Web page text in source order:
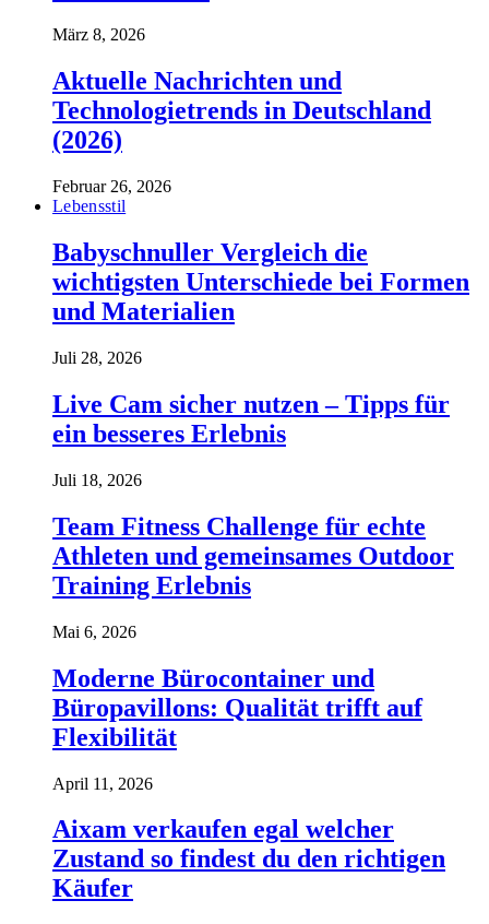
März 8, 2026
Aktuelle Nachrichten und
Technologietrends in Deutschland
(2026)
Februar 26, 2026
Lebensstil
Babyschnuller Vergleich die
wichtigsten Unterschiede bei Formen
und Materialien
Juli 28, 2026
Live Cam sicher nutzen – Tipps für
ein besseres Erlebnis
Juli 18, 2026
Team Fitness Challenge für echte
Athleten und gemeinsames Outdoor
Training Erlebnis
Mai 6, 2026
Moderne Bürocontainer und
Büropavillons: Qualität trifft auf
Flexibilität
April 11, 2026
Aixam verkaufen egal welcher
Zustand so findest du den richtigen
Käufer